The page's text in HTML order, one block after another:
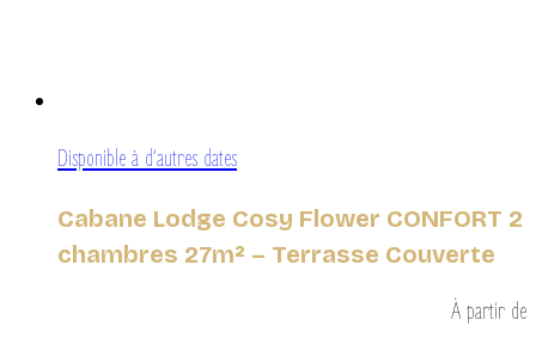
Disponible à d’autres dates
Cabane Lodge Cosy Flower CONFORT 2
chambres 27m² – Terrasse Couverte
À partir de